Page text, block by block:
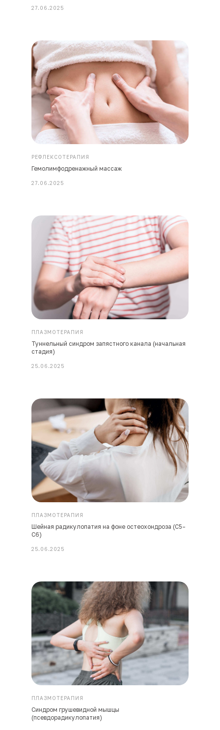
27.06.2025
РЕФЛЕКСОТЕРАПИЯ
Гемолимфодренажный массаж
27.06.2025
ПЛАЗМОТЕРАПИЯ
Туннельный синдром запястного канала (начальная
стадия)
25.06.2025
ПЛАЗМОТЕРАПИЯ
Шейная радикулопатия на фоне остеохондроза (C5–
C6)
25.06.2025
ПЛАЗМОТЕРАПИЯ
Синдром грушевидной мышцы
(псевдорадикулопатия)